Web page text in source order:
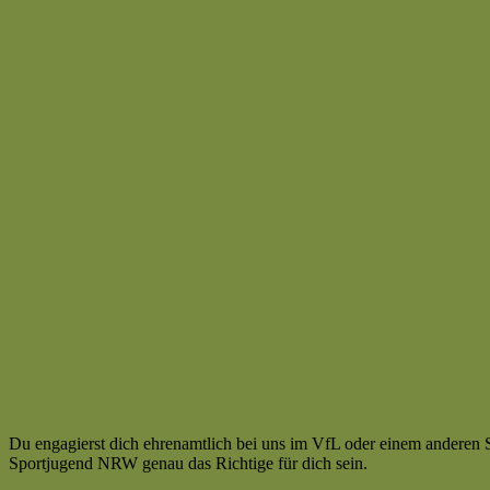
Du engagierst dich ehrenamtlich bei uns im VfL oder einem
Sportjugend NRW genau das Richtige für dich sein.